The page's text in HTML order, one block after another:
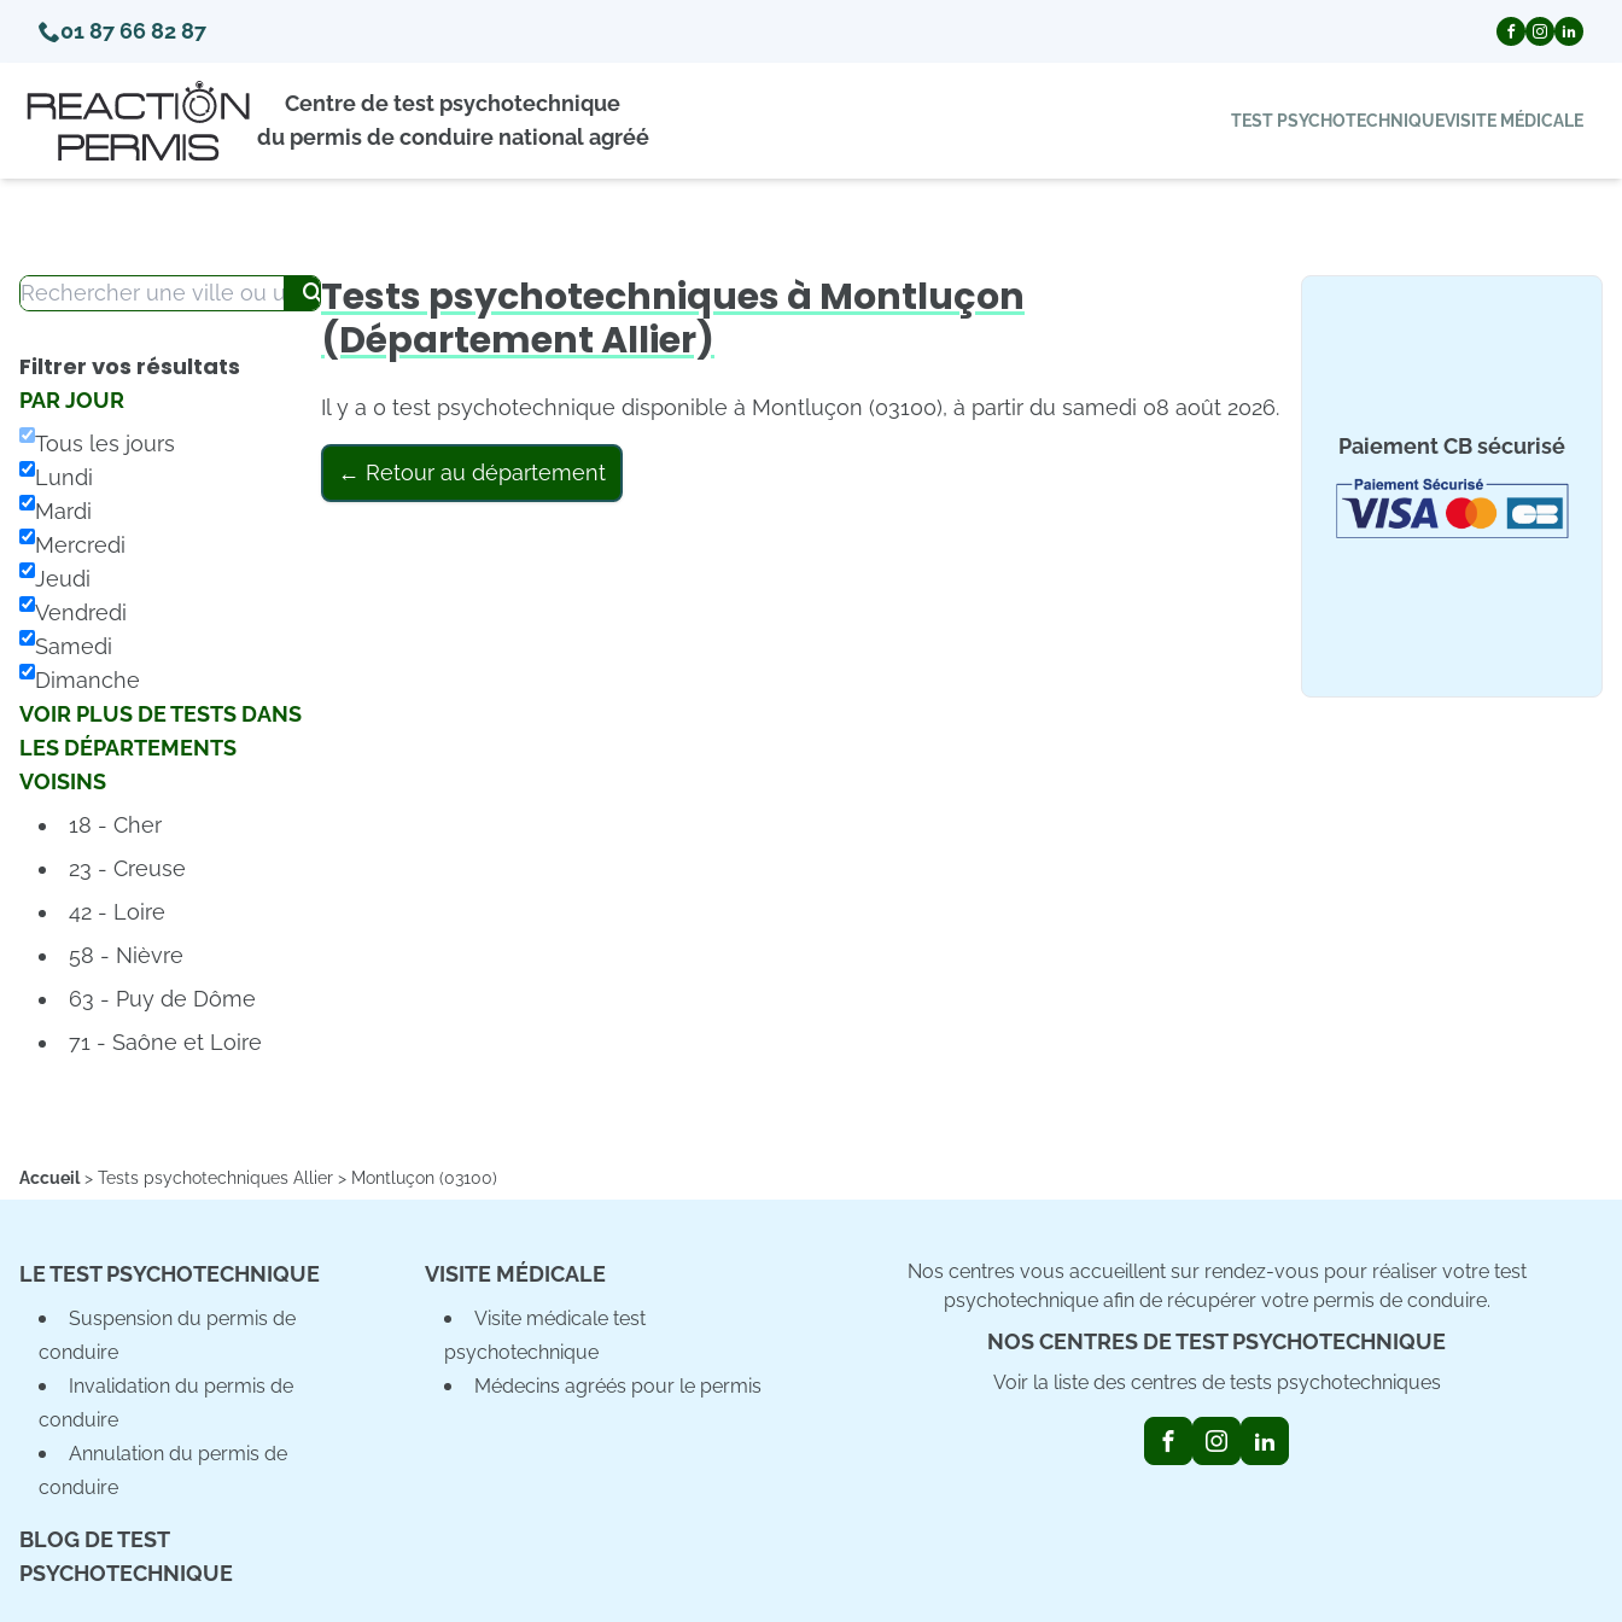
01 87 66 82 87
Centre de test psychotechnique
du permis de conduire national agréé
TEST PSYCHOTECHNIQUEVISITE MÉDICALE
Filtrer vos résultats
PAR JOUR
Tous les jours
Lundi
Mardi
Mercredi
Jeudi
Vendredi
Samedi
Dimanche
VOIR PLUS DE TESTS DANS
LES DÉPARTEMENTS
VOISINS
18 - Cher
23 - Creuse
42 - Loire
58 - Nièvre
63 - Puy de Dôme
71 - Saône et Loire
Tests psychotechniques à Montluçon
(Département Allier)
Il y a 0 test psychotechnique disponible à Montluçon (03100), à partir du samedi 08 août 2026.
← Retour au département
Paiement CB sécurisé
Accueil> Tests psychotechniques Allier > Montluçon (03100)
LE TEST PSYCHOTECHNIQUE
Suspension du permis de
conduire
Invalidation du permis de
conduire
Annulation du permis de
conduire
BLOG DE TEST
PSYCHOTECHNIQUE
VISITE MÉDICALE
Visite médicale test
psychotechnique
Médecins agréés pour le permis
Nos centres vous accueillent sur rendez-vous pour réaliser votre test
psychotechnique afin de récupérer votre permis de conduire.
NOS CENTRES DE TEST PSYCHOTECHNIQUE
Voir la liste des centres de tests psychotechniques